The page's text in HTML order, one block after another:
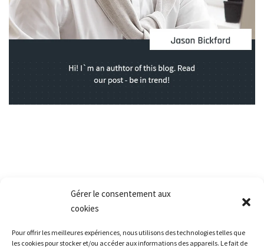
Gérer le consentement aux
cookies
Pour offrir les meilleures expériences, nous utilisons des technologies telles que
les cookies pour stocker et/ou accéder aux informations des appareils. Le fait de